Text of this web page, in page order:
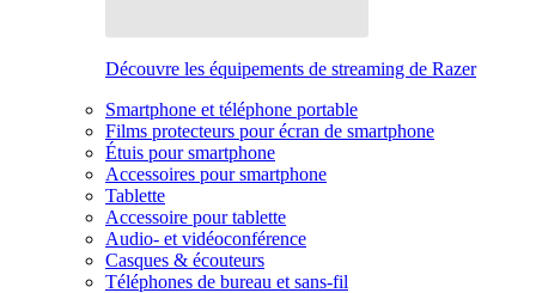
Découvre les équipements de streaming de Razer
Smartphone et téléphone portable
Films protecteurs pour écran de smartphone
Étuis pour smartphone
Accessoires pour smartphone
Tablette
Accessoire pour tablette
Audio- et vidéoconférence
Casques & écouteurs
Téléphones de bureau et sans-fil